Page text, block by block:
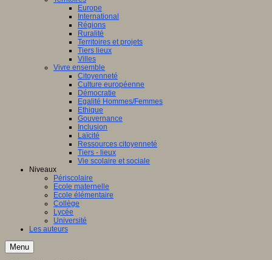
Europe
International
Régions
Ruralité
Territoires et projets
Tiers lieux
Villes
Vivre ensemble
Citoyenneté
Culture européenne
Démocratie
Egalité Hommes/Femmes
Ethique
Gouvernance
Inclusion
Laïcité
Ressources citoyenneté
Tiers - lieux
Vie scolaire et sociale
Niveaux
Périscolaire
Ecole maternelle
Ecole élémentaire
Collège
Lycée
Université
Les auteurs
Menu